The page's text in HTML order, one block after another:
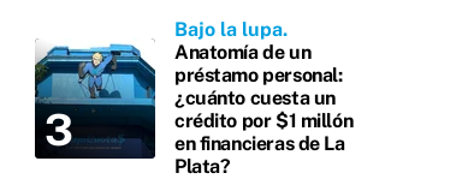
Bajo la lupa
Anatomía de un
préstamo personal:
¿cuánto cuesta un
crédito por $1 millón
en financieras de La
Plata?